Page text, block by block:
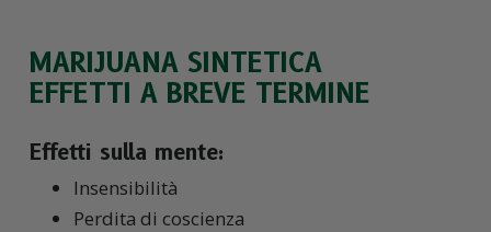
MARIJUANA SINTETICA
EFFETTI A BREVE TERMINE
Effetti sulla mente:
Insensibilità
Perdita di coscienza